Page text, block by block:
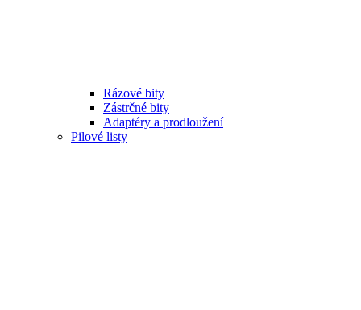
Rázové bity
Zástrčné bity
Adaptéry a prodloužení
Pilové listy